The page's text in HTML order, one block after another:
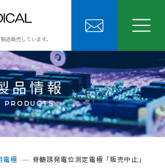
造販売しています。
品情報
PRODUCTS
電極 脊髄誘発電位測定電極「販売中止」